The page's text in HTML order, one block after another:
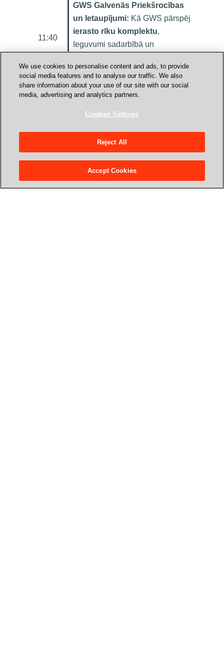
11:40
GWS Galvenās Priekšrocības
un Ietaupījumi: Kā GWS pārspēj
ierasto rīku komplektu,
Ieguvumi sadarbībā un
Google Cloud Speacialist
11:50
Kritiski Svarīgais:
Pārveido Ikdienu:
Workspace lietotnēs. Erik
Torstensson, Strategic Partner
We use cookies to personalise content and ads, to provide
social media features and to analyse our traffic. We also
share information about your use of our site with our social
media, advertising and analytics partners.
Cookies Settings
Reject All
Accept Cookies